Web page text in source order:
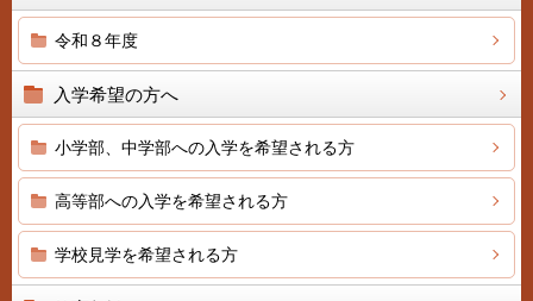
令和８年度
入学希望の方へ
小学部、中学部への入学を希望される方
高等部への入学を希望される方
学校見学を希望される方